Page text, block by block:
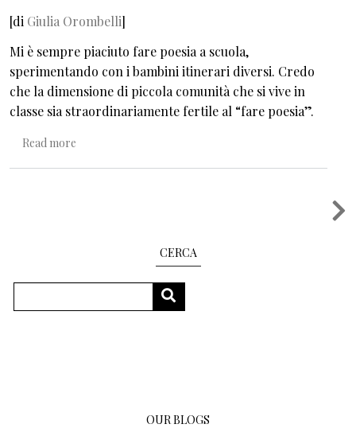
[di Giulia Orombelli]
Mi è sempre piaciuto fare poesia a scuola,
sperimentando con i bambini itinerari diversi. Credo
che la dimensione di piccola comunità che si vive in
classe sia straordinariamente fertile al “fare poesia”.
Read more
CERCA
SEARCH
OUR BLOGS